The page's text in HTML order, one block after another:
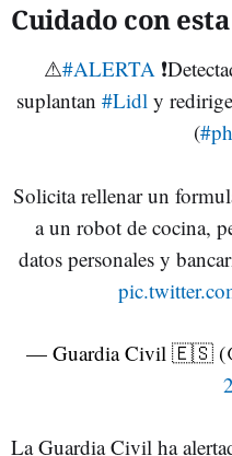
Cuidado con
⚠#ALERTA
suplantan #Lidly
(
Solicita rellenar un
a un robot de cocina,
datos personales y
— Guardia Civil 🇪🇸
La Guardia Civil ha